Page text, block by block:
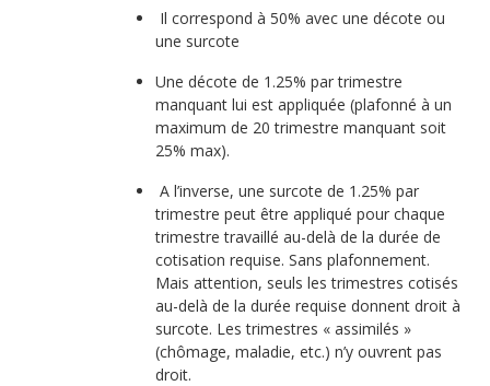
Il correspond à 50% avec une décote ou
une surcote
Une décote de 1.25% par trimestre
manquant lui est appliquée (plafonné à un
maximum de 20 trimestre manquant soit
25% max).
A l’inverse, une surcote de 1.25% par
trimestre peut être appliqué pour chaque
trimestre travaillé au-delà de la durée de
cotisation requise. Sans plafonnement.
Mais attention, seuls les trimestres cotisés
au-delà de la durée requise donnent droit à
surcote. Les trimestres « assimilés »
(chômage, maladie, etc.) n’y ouvrent pas
droit.